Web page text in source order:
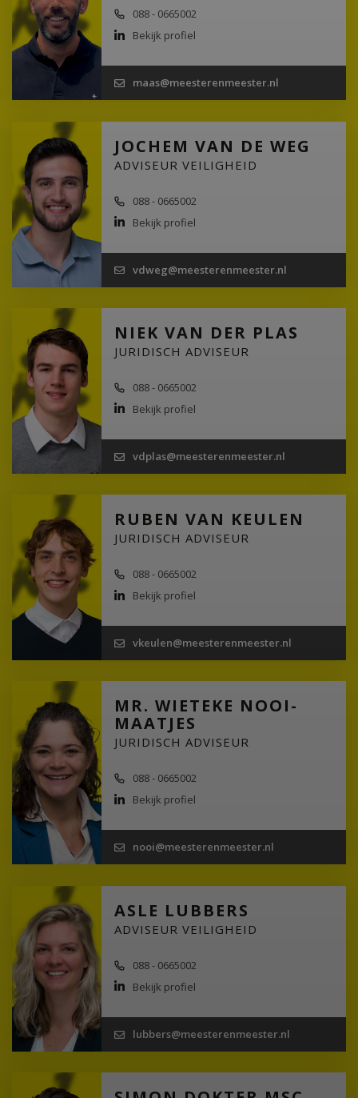
088 - 0665002
Bekijk profiel
maas@meesterenmeester.nl
JOCHEM VAN DE WEG
ADVISEUR VEILIGHEID
088 - 0665002
Bekijk profiel
vdweg@meesterenmeester.nl
NIEK VAN DER PLAS
JURIDISCH ADVISEUR
088 - 0665002
Bekijk profiel
vdplas@meesterenmeester.nl
RUBEN VAN KEULEN
JURIDISCH ADVISEUR
088 - 0665002
Bekijk profiel
vkeulen@meesterenmeester.nl
MR. WIETEKE NOOI-
MAATJES
JURIDISCH ADVISEUR
088 - 0665002
Bekijk profiel
nooi@meesterenmeester.nl
ASLE LUBBERS
ADVISEUR VEILIGHEID
088 - 0665002
Bekijk profiel
lubbers@meesterenmeester.nl